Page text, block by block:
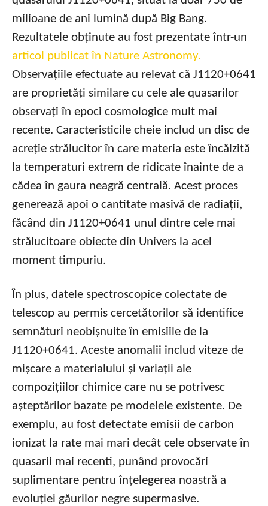
milioane de ani lumină după Big Bang.
Rezultatele obținute au fost prezentate într-un
articol publicat în Nature Astronomy.
Observațiile efectuate au relevat că J1120+0641
are proprietăți similare cu cele ale quasarilor
observați în epoci cosmologice mult mai
recente. Caracteristicile cheie includ un disc de
acreție strălucitor în care materia este încălzită
la temperaturi extrem de ridicate înainte de a
cădea în gaura neagră centrală. Acest proces
generează apoi o cantitate masivă de radiații,
făcând din J1120+0641 unul dintre cele mai
strălucitoare obiecte din Univers la acel
moment timpuriu.
În plus, datele spectroscopice colectate de
telescop au permis cercetătorilor să identifice
semnături neobișnuite în emisiile de la
J1120+0641. Aceste anomalii includ viteze de
mișcare a materialului și variații ale
compozițiilor chimice care nu se potrivesc
așteptărilor bazate pe modelele existente. De
exemplu, au fost detectate emisii de carbon
ionizat la rate mai mari decât cele observate în
quasarii mai recenti, punând provocări
suplimentare pentru înțelegerea noastră a
evoluției găurilor negre supermasive.